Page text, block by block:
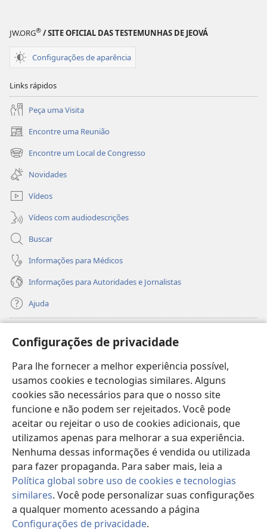
Configurações de privacidade
Para lhe fornecer a melhor experiência possível,
usamos cookies e tecnologias similares. Alguns
cookies são necessários para que o nosso site
funcione e não podem ser rejeitados. Você pode
aceitar ou rejeitar o uso de cookies adicionais, que
utilizamos apenas para melhorar a sua experiência.
Nenhuma dessas informações é vendida ou utilizada
para fazer propaganda. Para saber mais, leia a
Política global sobre uso de cookies e tecnologias
similares. Você pode personalizar suas configurações
a qualquer momento acessando a página
Configurações de privacidade.
JW.ORG® / SITE OFICIAL DAS TESTEMUNHAS DE JEOVÁ
Configurações de aparência
Links rápidos
Peça uma Visita
Encontre uma Reunião
(abre
nova
janela)
Encontre um Local de Congresso
(abre
nova
janela)
Novidades
Vídeos
Vídeos com audiodescrições
Buscar
Informações para Médicos
Informações para Autoridades e Jornalistas
Ajuda
(abre
nova
janela)
Biblioteca On-line da Torre de Vigia™
(abre
nova
janela)JW Hub
(abre
nova
janela)JW Library
Watchtower Library
Copyright© 2026 Watch Tower Bible and Tract Society of Pennsylvania.
TERMOS DE USO | POLÍTICA DE PRIVACIDADE